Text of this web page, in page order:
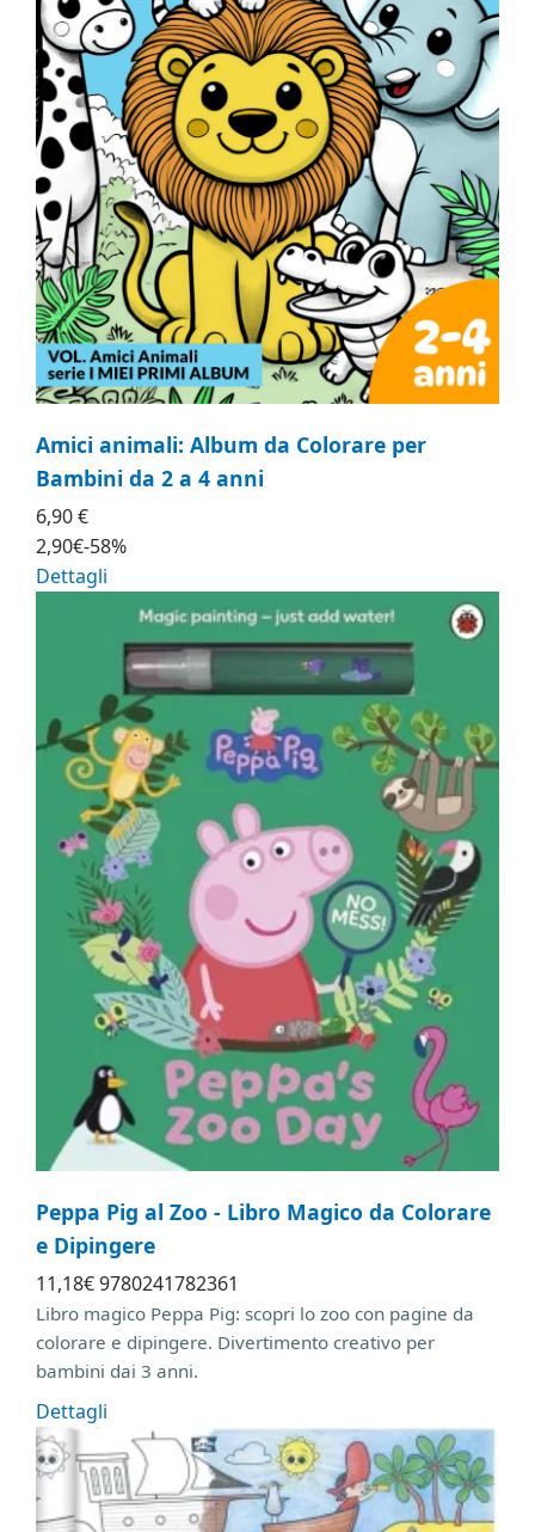
Amici animali: Album da Colorare per
Bambini da 2 a 4 anni
6,90 €
2,90€-58%
Dettagli
Peppa Pig al Zoo - Libro Magico da Colorare
e Dipingere
11,18€9780241782361
Libro magico Peppa Pig: scopri lo zoo con pagine da
colorare e dipingere. Divertimento creativo per
bambini dai 3 anni.
Dettagli